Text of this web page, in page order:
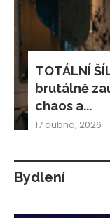
TOTÁLNÍ
brutálně
chaos a...
17 dubna, 2026
Bydlení